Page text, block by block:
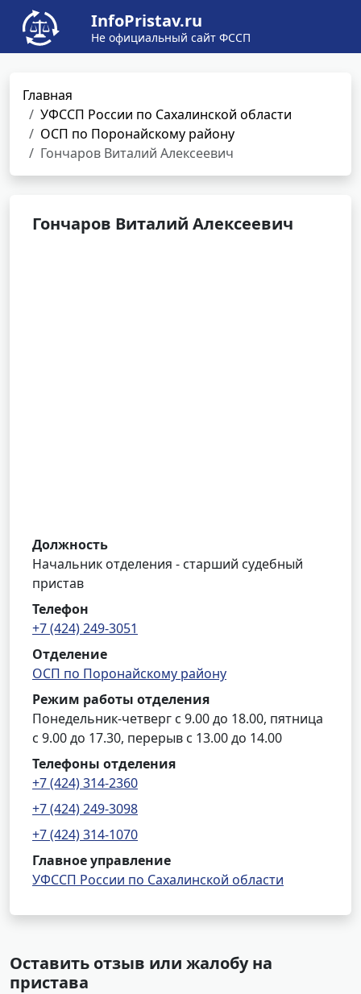
InfoPristav.ru
Не официальный сайт ФССП
Главная
УФССП России по Сахалинской области
ОСП по Поронайскому району
Гончаров Виталий Алексеевич
Гончаров Виталий Алексеевич
Должность
Начальник отделения - старший судебный
пристав
Телефон
+7 (424) 249-3051
Отделение
ОСП по Поронайскому району
Режим работы отделения
Понедельник-четверг с 9.00 до 18.00, пятница
с 9.00 до 17.30, перерыв с 13.00 до 14.00
Телефоны отделения
+7 (424) 314-2360
+7 (424) 249-3098
+7 (424) 314-1070
Главное управление
УФССП России по Сахалинской области
Оставить отзыв или жалобу на
пристава